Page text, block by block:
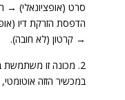
סרט (אופציונאלי) →
הדפסת הזרקת דיו
→ קרטון (לא חובה).
2. מכונה זו משתמשת
במכשיר הזזה